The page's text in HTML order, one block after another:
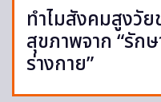
ทำไมสังคมสูงวัย
สุขภาพจาก “รักษ
ร่างกาย”